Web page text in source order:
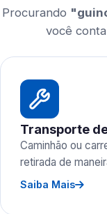
Procurando
você
Transporte
Caminhão ou
retirada de
Saiba Mais